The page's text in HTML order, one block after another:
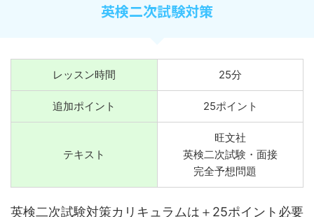
英検二次試験対策
レッスン時間 25分
追加ポイント 25ポイント
テキスト
旺文社
英検二次試験・面接
完全予想問題
英検二次試験対策カリキュラムは＋25ポイント必要